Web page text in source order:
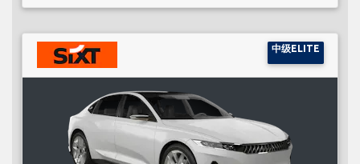
中级ELITE